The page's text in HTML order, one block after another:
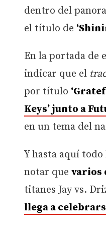
dentro del
el título de
En la portada de
indicar que el
por título
Keys’ junto a
en un tema del
Y hasta aquí todo
notar que varios
titanes Jay vs.
llega a